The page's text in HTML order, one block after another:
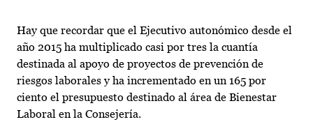
Hay que recordar que el Ejecutivo autonómico desde el
año 2015 ha multiplicado casi por tres la cuantía
destinada al apoyo de proyectos de prevención de
riesgos laborales y ha incrementado en un 165 por
ciento el presupuesto destinado al área de Bienestar
Laboral en la Consejería.